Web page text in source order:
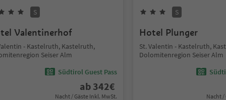
S
Valentinerhof
- Kastelruth, Kastelruth,
Seiser Alm
Südtirol Guest Pass
ab 342€
Nacht / Gäste Inkl. MwSt.
S
Hotel Plunger
St. Valentin - Kastelruth,
Dolomitenregion Seiser Alm
Nacht /